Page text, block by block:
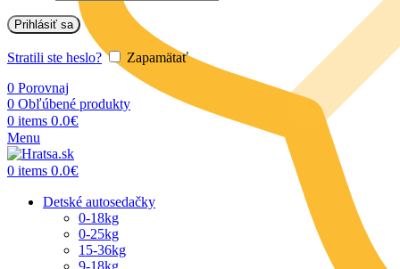
Prihlásiť sa
Stratili ste heslo?
Zapamätať
0 Porovnaj
0 Obľúbené produkty
0 items 0.0€
Menu
0 items 0.0€
Detské autosedačky
0-18kg
0-25kg
15-36kg
9-18kg